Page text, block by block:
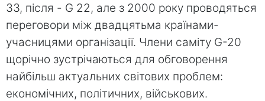
33, після - G 22, але з 2000 року проводяться
переговори між двадцятьма країнами-
учасницями організації. Члени саміту G-20
щорічно зустрічаються для обговорення
найбільш актуальних світових проблем:
економічних, політичних, військових.